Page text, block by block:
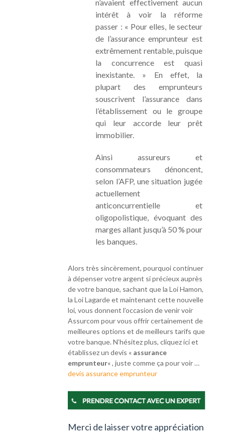
n’avaient effectivement aucun
intérêt à voir la réforme
passer : « Pour elles, le secteur
de l’assurance emprunteur est
extrêmement rentable, puisque
la concurrence est quasi
inexistante. » En effet, la
plupart des emprunteurs
souscrivent l’assurance dans
l’établissement ou le groupe
qui leur accorde leur prêt
immobilier.
Ainsi assureurs et
consommateurs dénoncent,
selon l’AFP, une situation jugée
actuellement
anticoncurrentielle et
oligopolistique, évoquant des
marges allant jusqu’à 50 % pour
les banques.
Alors très sincèrement, pourquoi continuer
à dépenser votre argent si précieux auprès
de votre banque, sachant que la Loi Hamon,
la Loi Lagarde et maintenant cette nouvelle
loi, vous donnent l’occasion de venir voir
Assurcom pour vous offrir certainement de
meilleures options et de meilleurs tarifs que
votre banque. N’hésitez plus, cliquez ici et
établissez un devis « assurance
emprunteur« , juste comme ça pour voir …
devis assurance emprunteur
Merci de laisser votre appréciation